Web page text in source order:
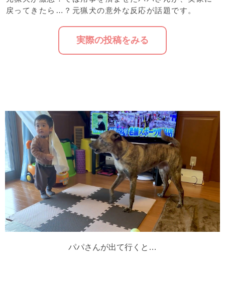
戻ってきたら…？元猟犬の意外な反応が話題です。
実際の投稿をみる
パパさんが出て行くと…